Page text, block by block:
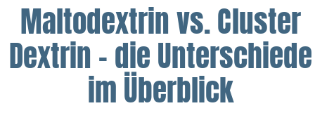
Maltodextrin vs. Cluster
Dextrin – die Unterschiede
im Überblick